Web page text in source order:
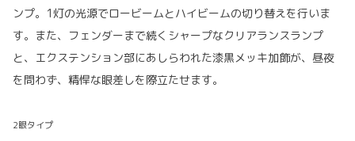
ンプ。1灯の光源でロービームとハイビームの切り替えを行いま
す。また、フェンダーまで続くシャープなクリアランスランプ
と、エクステンション部にあしらわれた漆黒メッキ加飾が、昼夜
を問わず、精悍な眼差しを際立たせます。
2眼タイプ